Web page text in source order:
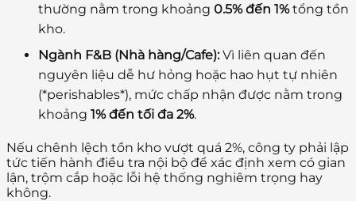
thường nằm trong khoảng 0.5% đến 1%tổng tồn
kho.
Ngành F&B (Nhà hàng/Cafe):Vì liên quan đến
nguyên liệu dễ hư hỏng hoặc hao hụt tự nhiên
(*perishables*), mức chấp nhận được nằm trong
khoảng 1% đến tối đa 2%.
Nếu chênh lệch tồn kho vượt quá 2%, công ty phải lập
tức tiến hành điều tra nội bộ để xác định xem có gian
lận, trộm cắp hoặc lỗi hệ thống nghiêm trọng hay
không.